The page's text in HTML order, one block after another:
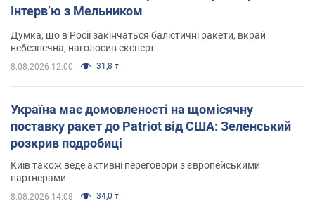
Інтерв’ю з Мельником
Думка, що в Росії закінчаться балістичні ракети, вкрай
небезпечна, наголосив експерт
8.08.2026 12:00 31,8 т.
Україна має домовленості на щомісячну
поставку ракет до Patriot від США: Зеленський
розкрив подробиці
Київ також веде активні переговори з європейськими
партнерами
8.08.2026 14:08 34,0 т.